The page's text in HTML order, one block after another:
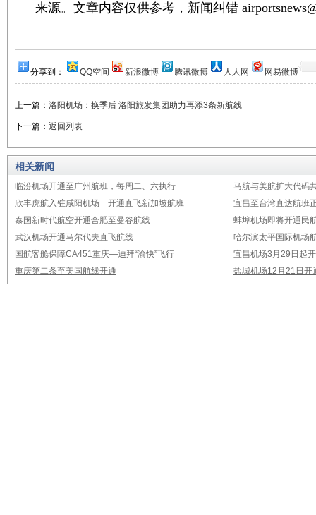
来源。文章内容仅供参考，新闻纠错
分享到： QQ空间 新浪微博 腾讯微博 人人网 网易微博
上一篇： 洛阳机场：换季后 洛阳旅发集团助力再添3条新航线
下一篇： 返回列表
相关新闻
临汾机场开通至广州航班，每周二、六执行
马航与美航扩大代码
欣丰虎航入驻咸阳机场 开通直飞新加坡航班
宜昌至台湾直达航班
泰国新时代航空开通合肥至曼谷航线
蚌埠机场即将开通民
武汉机场开通马尔代夫直飞航线
哈尔滨太平国际机场
国航客舱保障CA451重庆—迪拜“渝快”飞行
宜昌机场3月29日起
重庆第二条至美国航线开通
盐城机场12月21日开